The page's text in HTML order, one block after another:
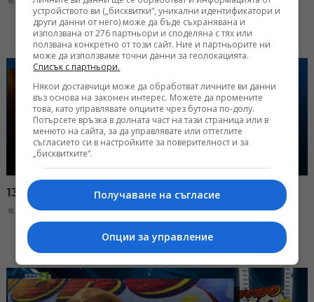
13 години "Ново 10 + 2"
22:00, 23.11.2025
устройството ви („бисквитки“, уникални идентификатори и
други данни от него) може да бъде съхранявана и
използвана от 276 партньори и споделяна с тях или
ползвана конкретно от този сайт. Ние и партньорите ни
може да използваме точни данни за геолокацията.
Списък с партньори.
Някои доставчици може да обработват личните ви данни
въз основа на законен интерес. Можете да промените
това, като управлявате опциите чрез бутона по-долу.
Потърсете връзка в долната част на тази страница или в
менюто на сайта, за да управлявате или оттеглите
съгласието си в настройките за поверителност и за
„бисквитките“.
Получаване на съгласие
Опции за управление